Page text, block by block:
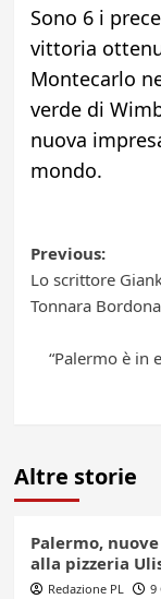
Sono 6 i
vittoria
Montecarlo
verde di
nuova
mondo.
Post
Previous:
Lo scrittore
Tonnara
“Palermo è in
Altre storie
Palermo,
alla pizzeria
Redazione PL 9